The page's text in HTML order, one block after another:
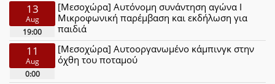
13
Aug
19:00
[Μεσοχώρα] Αυτόνομη συνάντηση αγώνα Ι
Μικροφωνική παρέμβαση και εκδήλωση για
παιδιά
11
Aug
0:00
[Μεσοχώρα] Αυτοοργανωμένο κάμπινγκ στην
όχθη του ποταμού